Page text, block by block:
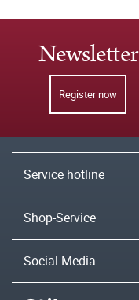
Newsletter
Register now
Service hotline
Shop-Service
Social Media